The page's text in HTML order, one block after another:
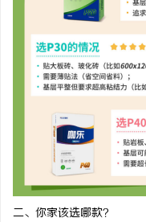
二、你家该选哪款？